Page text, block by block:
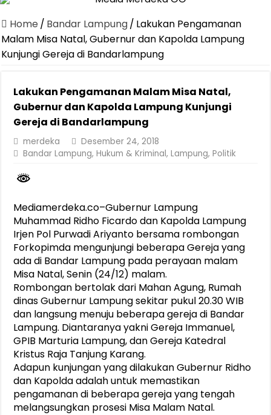
Dirut Jasa Raharja Dampingi Wamenhub Tinjau Penanganan
Pastikan Pelayanan Maksimal, Direksi Jasa Raharja Tinjau Korban
Dirut Jasa Raharja Dampingi Wamenhub Tinjau Penanganan
Gelar Audiensi, Jasa Raharja dan Kementerian PANRB Perkuat
Berkontribusi terhadap Keselamatan dan Mobilitas Masyarakat,
Pemprov Lampung Dukung Penuh Lampung Financial Festival,
Pengesahan Raperda APBD 2025 Jadi Langkah Penguatan
Ketua PMI Provinsi Lampung Lantik Pengurus PMI Lampung
Home / Bandar Lampung/ Lakukan Pengamanan
Malam Misa Natal, Gubernur dan Kapolda Lampung
Kunjungi Gereja di Bandarlampung
Lakukan Pengamanan Malam Misa Natal,
Gubernur dan Kapolda Lampung Kunjungi
Gereja di Bandarlampung
merdeka
Desember 24, 2018
Bandar Lampung,Hukum & Kriminal,Lampung,Politik
Mediamerdeka.co–Gubernur Lampung
Muhammad Ridho Ficardo dan Kapolda Lampung
Irjen Pol Purwadi Ariyanto bersama rombongan
Forkopimda mengunjungi beberapa Gereja yang
ada di Bandar Lampung pada perayaan malam
Misa Natal, Senin (24/12) malam.
Rombongan bertolak dari Mahan Agung, Rumah
dinas Gubernur Lampung sekitar pukul 20.30 WIB
dan langsung menuju beberapa gereja di Bandar
Lampung. Diantaranya yakni Gereja Immanuel,
GPIB Marturia Lampung, dan Gereja Katedral
Kristus Raja Tanjung Karang.
Adapun kunjungan yang dilakukan Gubernur Ridho
dan Kapolda adalah untuk memastikan
pengamanan di beberapa gereja yang tengah
melangsungkan prosesi Misa Malam Natal.